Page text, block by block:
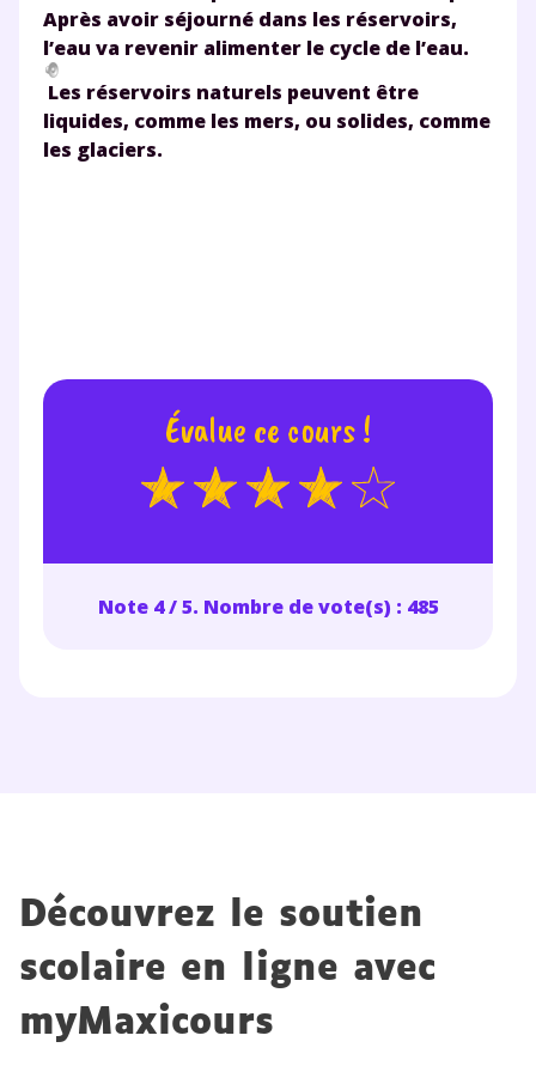
Après avoir séjourné dans les réservoirs,
l’eau va revenir alimenter le cycle de l’eau.
Les réservoirs naturels peuvent être
liquides, comme les mers, ou solides, comme
les glaciers.
Évalue ce cours !
Note 4 / 5. Nombre de vote(s) : 485
Découvrez le soutien
scolaire en ligne avec
myMaxicours
en savoir plus sur la gestion de vos données
personnelles et pour exercer vos droits, vous pouvez
consulter notre charte.